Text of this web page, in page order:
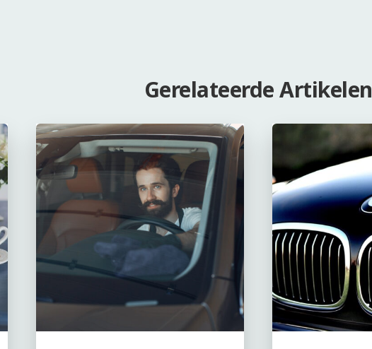
Gerelateerde Artikelen